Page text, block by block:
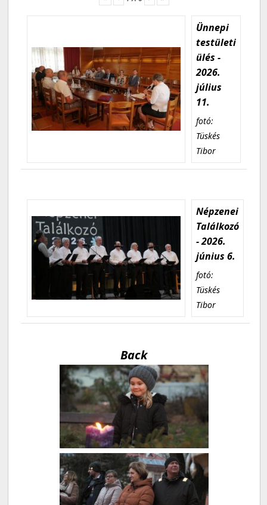
Ünnepi
testületi
ülés -
2026.
július
11.
fotó:
Tüskés
Tibor
Népzenei
Találkozó
- 2026.
június 6.
fotó:
Tüskés
Tibor
Back